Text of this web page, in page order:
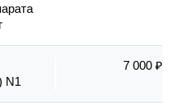
N1
7 000 ₽